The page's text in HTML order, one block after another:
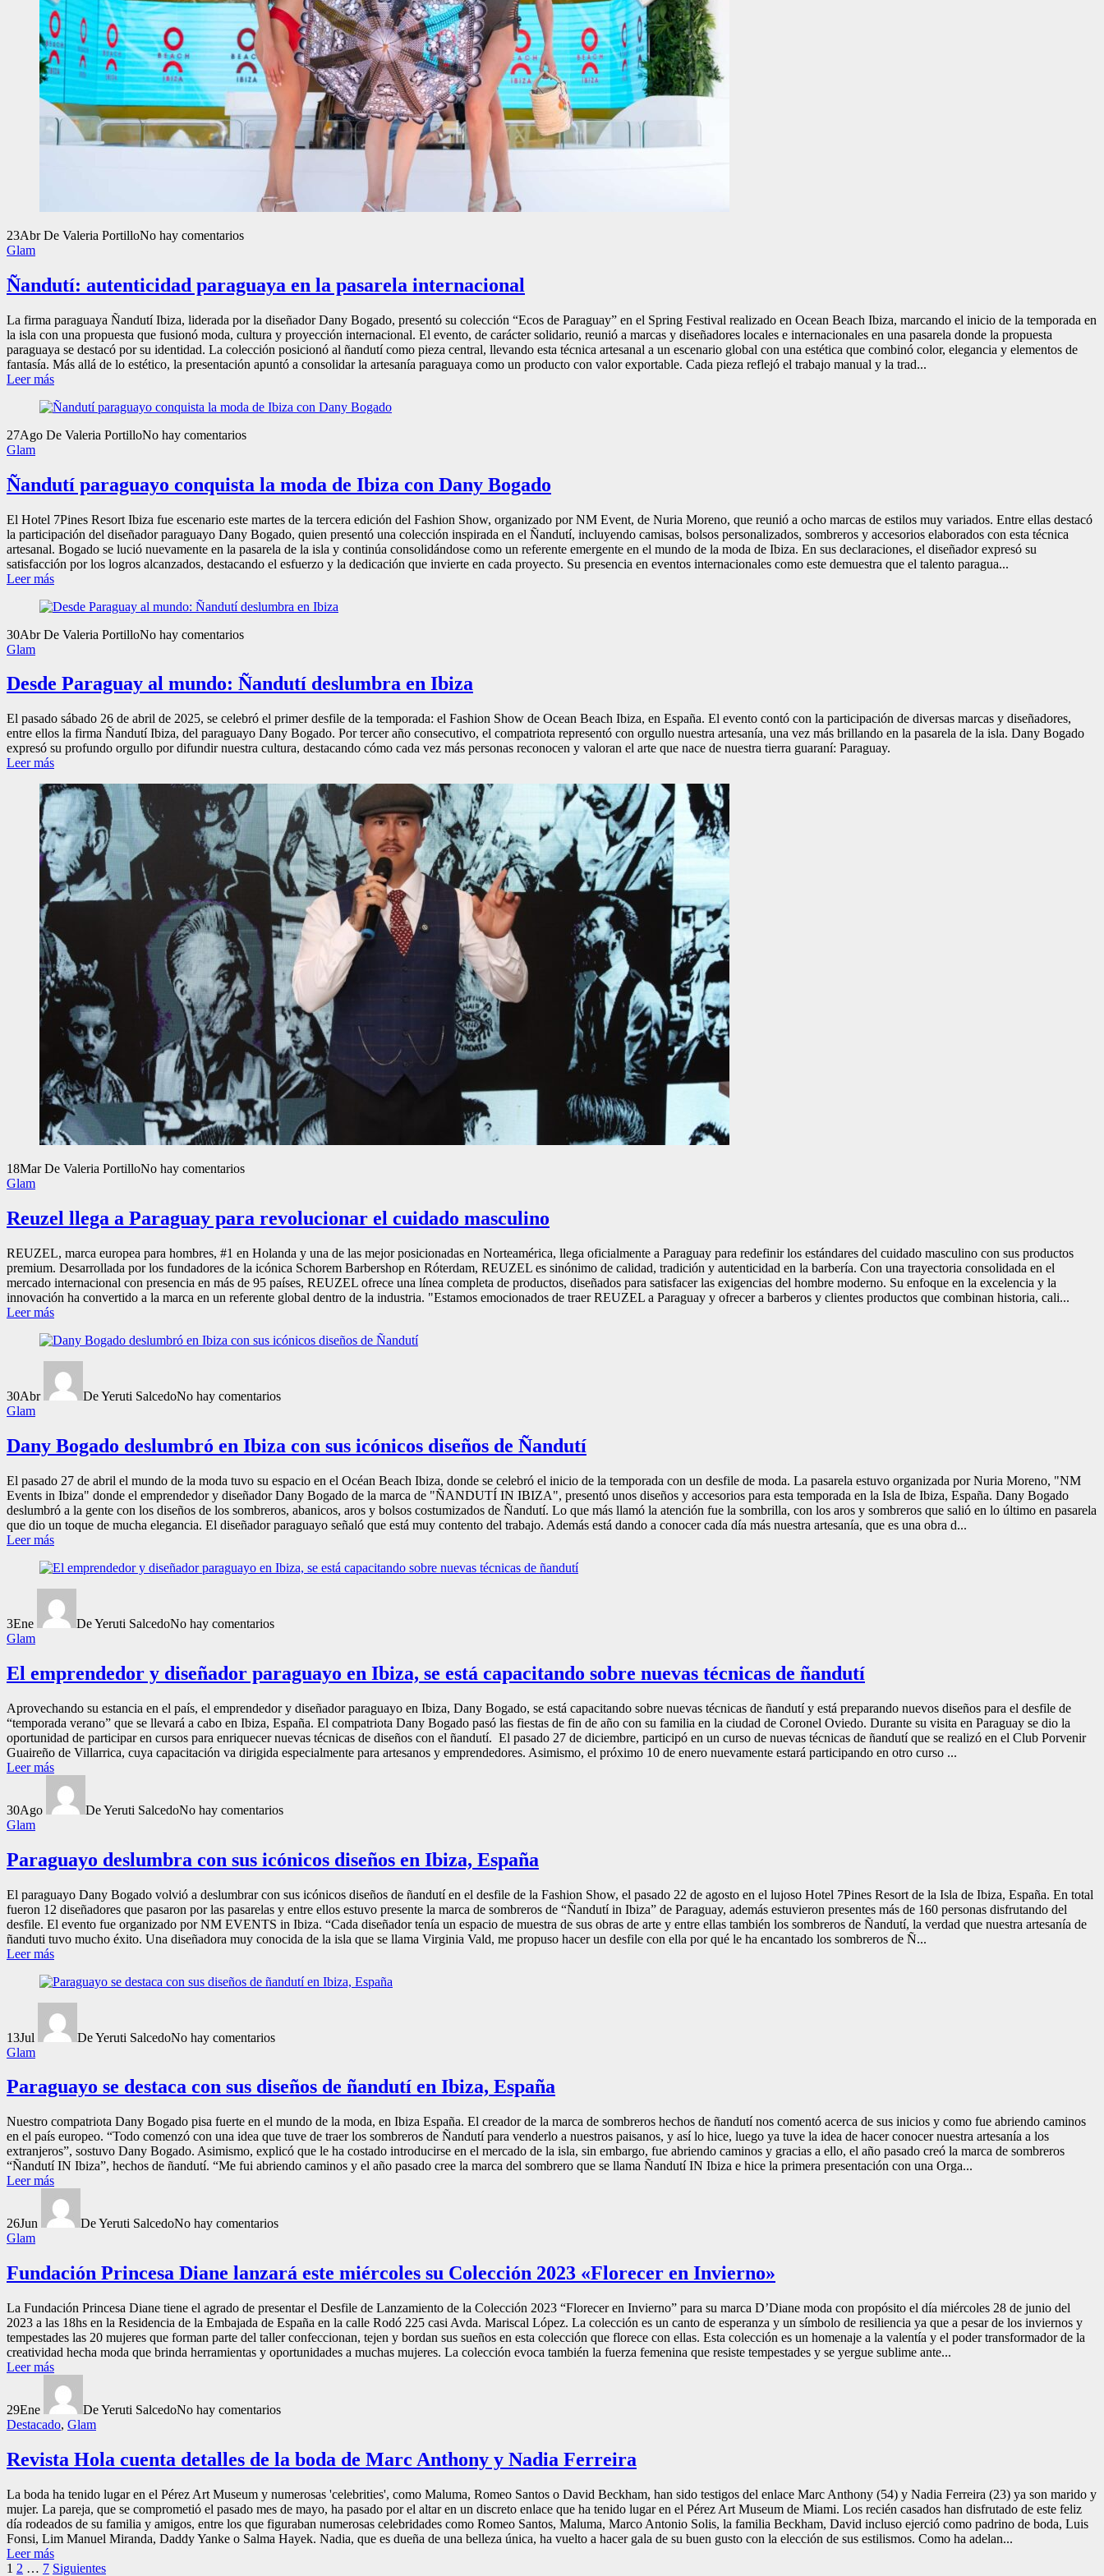
23Abr De Valeria PortilloNo hay comentarios
Glam
Ñandutí: autenticidad paraguaya en la pasarela internacional
La firma paraguaya Ñandutí Ibiza, liderada por la diseñador Dany Bogado, presentó su colección “Ecos de Paraguay” en el Spring Festival realizado en Ocean Beach Ibiza, marcando el inicio de la temporada en
la isla con una propuesta que fusionó moda, cultura y proyección internacional. El evento, de carácter solidario, reunió a marcas y diseñadores locales e internacionales en una pasarela donde la propuesta
paraguaya se destacó por su identidad. La colección posicionó al ñandutí como pieza central, llevando esta técnica artesanal a un escenario global con una estética que combinó color, elegancia y elementos de
fantasía. Más allá de lo estético, la presentación apuntó a consolidar la artesanía paraguaya como un producto con valor exportable. Cada pieza reflejó el trabajo manual y la trad...
Leer más
27Ago De Valeria PortilloNo hay comentarios
Glam
Ñandutí paraguayo conquista la moda de Ibiza con Dany Bogado
El Hotel 7Pines Resort Ibiza fue escenario este martes de la tercera edición del Fashion Show, organizado por NM Event, de Nuria Moreno, que reunió a ocho marcas de estilos muy variados. Entre ellas destacó
la participación del diseñador paraguayo Dany Bogado, quien presentó una colección inspirada en el Ñandutí, incluyendo camisas, bolsos personalizados, sombreros y accesorios elaborados con esta técnica
artesanal. Bogado se lució nuevamente en la pasarela de la isla y continúa consolidándose como un referente emergente en el mundo de la moda de Ibiza. En sus declaraciones, el diseñador expresó su
satisfacción por los logros alcanzados, destacando el esfuerzo y la dedicación que invierte en cada proyecto. Su presencia en eventos internacionales como este demuestra que el talento paragua...
Leer más
30Abr De Valeria PortilloNo hay comentarios
Glam
Desde Paraguay al mundo: Ñandutí deslumbra en Ibiza
El pasado sábado 26 de abril de 2025, se celebró el primer desfile de la temporada: el Fashion Show de Ocean Beach Ibiza, en España. El evento contó con la participación de diversas marcas y diseñadores,
entre ellos la firma Ñandutí Ibiza, del paraguayo Dany Bogado. Por tercer año consecutivo, el compatriota representó con orgullo nuestra artesanía, una vez más brillando en la pasarela de la isla. Dany Bogado
expresó su profundo orgullo por difundir nuestra cultura, destacando cómo cada vez más personas reconocen y valoran el arte que nace de nuestra tierra guaraní: Paraguay.
Leer más
18Mar De Valeria PortilloNo hay comentarios
Glam
Reuzel llega a Paraguay para revolucionar el cuidado masculino
REUZEL, marca europea para hombres, #1 en Holanda y una de las mejor posicionadas en Norteamérica, llega oficialmente a Paraguay para redefinir los estándares del cuidado masculino con sus productos
premium. Desarrollada por los fundadores de la icónica Schorem Barbershop en Róterdam, REUZEL es sinónimo de calidad, tradición y autenticidad en la barbería. Con una trayectoria consolidada en el
mercado internacional con presencia en más de 95 países, REUZEL ofrece una línea completa de productos, diseñados para satisfacer las exigencias del hombre moderno. Su enfoque en la excelencia y la
innovación ha convertido a la marca en un referente global dentro de la industria. "Estamos emocionados de traer REUZEL a Paraguay y ofrecer a barberos y clientes productos que combinan historia, cali...
Leer más
30Abr De Yeruti SalcedoNo hay comentarios
Glam
Dany Bogado deslumbró en Ibiza con sus icónicos diseños de Ñandutí
El pasado 27 de abril el mundo de la moda tuvo su espacio en el Océan Beach Ibiza, donde se celebró el inicio de la temporada con un desfile de moda. La pasarela estuvo organizada por Nuria Moreno, "NM
Events in Ibiza" donde el emprendedor y diseñador Dany Bogado de la marca de "ÑANDUTÍ IN IBIZA", presentó unos diseños y accesorios para esta temporada en la Isla de Ibiza, España. Dany Bogado
deslumbró a la gente con los diseños de los sombreros, abanicos, aros y bolsos costumizados de Ñandutí. Lo que más llamó la atención fue la sombrilla, con los aros y sombreros que salió en lo último en pasarela
que dio un toque de mucha elegancia. El diseñador paraguayo señaló que está muy contento del trabajo. Además está dando a conocer cada día más nuestra artesanía, que es una obra d...
Leer más
3Ene De Yeruti SalcedoNo hay comentarios
Glam
El emprendedor y diseñador paraguayo en Ibiza, se está capacitando sobre nuevas técnicas de ñandutí
Aprovechando su estancia en el país, el emprendedor y diseñador paraguayo en Ibiza, Dany Bogado, se está capacitando sobre nuevas técnicas de ñandutí y está preparando nuevos diseños para el desfile de
“temporada verano” que se llevará a cabo en Ibiza, España. El compatriota Dany Bogado pasó las fiestas de fin de año con su familia en la ciudad de Coronel Oviedo. Durante su visita en Paraguay se dio la
oportunidad de participar en cursos para enriquecer nuevas técnicas de diseños con el ñandutí. El pasado 27 de diciembre, participó en un curso de nuevas técnicas de ñandutí que se realizó en el Club Porvenir
Guaireño de Villarrica, cuya capacitación va dirigida especialmente para artesanos y emprendedores. Asimismo, el próximo 10 de enero nuevamente estará participando en otro curso ...
Leer más
30Ago De Yeruti SalcedoNo hay comentarios
Glam
Paraguayo deslumbra con sus icónicos diseños en Ibiza, España
El paraguayo Dany Bogado volvió a deslumbrar con sus icónicos diseños de ñandutí en el desfile de la Fashion Show, el pasado 22 de agosto en el lujoso Hotel 7Pines Resort de la Isla de Ibiza, España. En total
fueron 12 diseñadores que pasaron por las pasarelas y entre ellos estuvo presente la marca de sombreros de “Ñandutí in Ibiza” de Paraguay, además estuvieron presentes más de 160 personas disfrutando del
desfile. El evento fue organizado por NM EVENTS in Ibiza. “Cada diseñador tenía un espacio de muestra de sus obras de arte y entre ellas también los sombreros de Ñandutí, la verdad que nuestra artesanía de
ñanduti tuvo mucho éxito. Una diseñadora muy conocida de la isla que se llama Virginia Vald, me propuso hacer un desfile con ella por qué le ha encantado los sombreros de Ñ...
Leer más
13Jul De Yeruti SalcedoNo hay comentarios
Glam
Paraguayo se destaca con sus diseños de ñandutí en Ibiza, España
Nuestro compatriota Dany Bogado pisa fuerte en el mundo de la moda, en Ibiza España. El creador de la marca de sombreros hechos de ñandutí nos comentó acerca de sus inicios y como fue abriendo caminos
en el país europeo. “Todo comenzó con una idea que tuve de traer los sombreros de Ñandutí para venderlo a nuestros paisanos, y así lo hice, luego ya tuve la idea de hacer conocer nuestra artesanía a los
extranjeros”, sostuvo Dany Bogado. Asimismo, explicó que le ha costado introducirse en el mercado de la isla, sin embargo, fue abriendo caminos y gracias a ello, el año pasado creó la marca de sombreros
“Ñandutí IN Ibiza”, hechos de ñandutí. “Me fui abriendo caminos y el año pasado cree la marca del sombrero que se llama Ñandutí IN Ibiza e hice la primera presentación con una Orga...
Leer más
26Jun De Yeruti SalcedoNo hay comentarios
Glam
Fundación Princesa Diane lanzará este miércoles su Colección 2023 «Florecer en Invierno»
La Fundación Princesa Diane tiene el agrado de presentar el Desfile de Lanzamiento de la Colección 2023 “Florecer en Invierno” para su marca D’Diane moda con propósito el día miércoles 28 de junio del
2023 a las 18hs en la Residencia de la Embajada de España en la calle Rodó 225 casi Avda. Mariscal López. La colección es un canto de esperanza y un símbolo de resiliencia ya que a pesar de los inviernos y
tempestades las 20 mujeres que forman parte del taller confeccionan, tejen y bordan sus sueños en esta colección que florece con ellas. Esta colección es un homenaje a la valentía y el poder transformador de la
creatividad hecha moda que brinda herramientas y oportunidades a muchas mujeres. La colección evoca también la fuerza femenina que resiste tempestades y se yergue sublime ante...
Leer más
29Ene De Yeruti SalcedoNo hay comentarios
Destacado, Glam
Revista Hola cuenta detalles de la boda de Marc Anthony y Nadia Ferreira
La boda ha tenido lugar en el Pérez Art Museum y numerosas 'celebrities', como Maluma, Romeo Santos o David Beckham, han sido testigos del enlace Marc Anthony (54) y Nadia Ferreira (23) ya son marido y
mujer. La pareja, que se comprometió el pasado mes de mayo, ha pasado por el altar en un discreto enlace que ha tenido lugar en el Pérez Art Museum de Miami. Los recién casados han disfrutado de este feliz
día rodeados de su familia y amigos, entre los que figuraban numerosas celebridades como Romeo Santos, Maluma, Marco Antonio Solis, la familia Beckham, David incluso ejerció como padrino de boda, Luis
Fonsi, Lim Manuel Miranda, Daddy Yanke o Salma Hayek. Nadia, que es dueña de una belleza única, ha vuelto a hacer gala de su buen gusto con la elección de sus estilismos. Como ha adelan...
Leer más
Paginación
1 2 … 7 Siguientes